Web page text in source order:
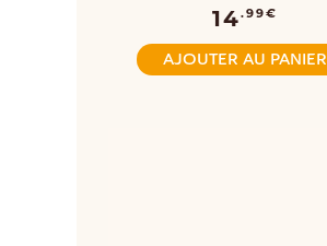
14.99€
AJOUTER AU PANIER